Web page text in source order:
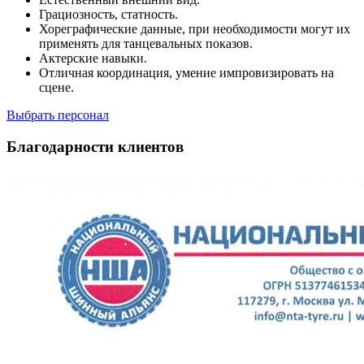
Грациозность, статность.
Хореграфические данные, при необходимости могут их
применять для танцевальных показов.
Актерские навыки.
Отличная координация, умение импровизировать на
сцене.
Выбрать персонал
Благодарности клиентов